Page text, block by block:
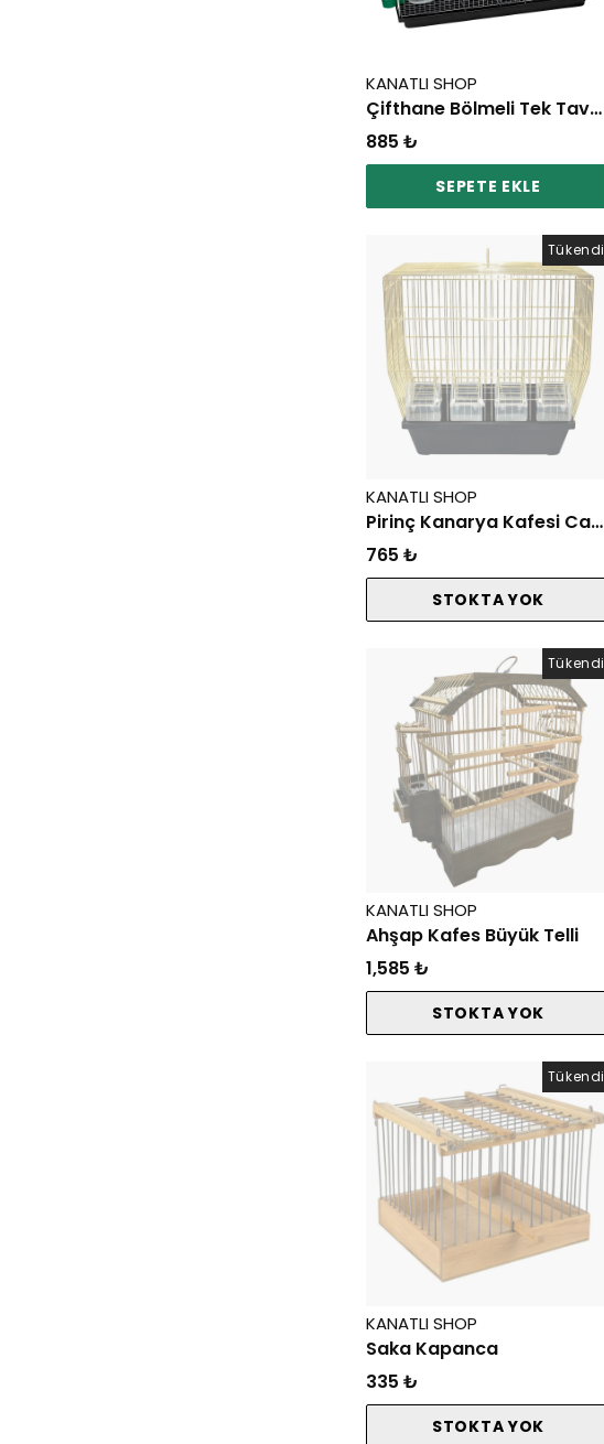
KANATLI SHOP
Çifthane Bölmeli Tek Tava Kuş Kafesi
885 ₺
SEPETE EKLE
Tükendi
KANATLI SHOP
Pirinç Kanarya Kafesi Camlı 4 Yemlik 3 Kapı
765 ₺
STOKTA YOK
Tükendi
KANATLI SHOP
Ahşap Kafes Büyük Telli
1,585 ₺
STOKTA YOK
Tükendi
KANATLI SHOP
Saka Kapanca
335 ₺
STOKTA YOK